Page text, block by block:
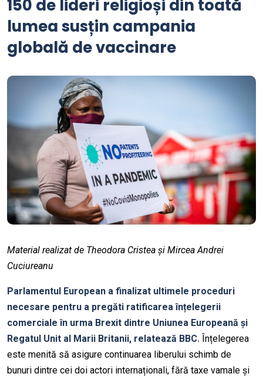
150 de lideri religioși din toată
lumea susțin campania
globală de vaccinare
Material realizat de Theodora Cristea și Mircea Andrei
Cuciureanu
Parlamentul European a finalizat ultimele proceduri
necesare pentru a pregăti ratificarea înțelegerii
comerciale în urma Brexit dintre Uniunea Europeană și
Regatul Unit al Marii Britanii, relatează BBC. Înțelegerea
este menită să asigure continuarea liberului schimb de
bunuri dintre cei doi actori internaționali, fără taxe vamale și